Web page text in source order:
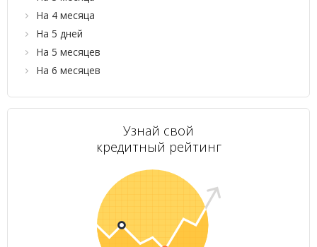
На 4 месяца
На 5 дней
На 5 месяцев
На 6 месяцев
Узнай свой
кредитный рейтинг